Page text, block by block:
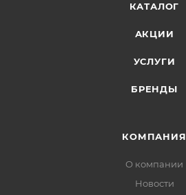
КАТАЛОГ
АКЦИИ
УСЛУГИ
БРЕНДЫ
КОМПАНИЯ
О компании
Новости